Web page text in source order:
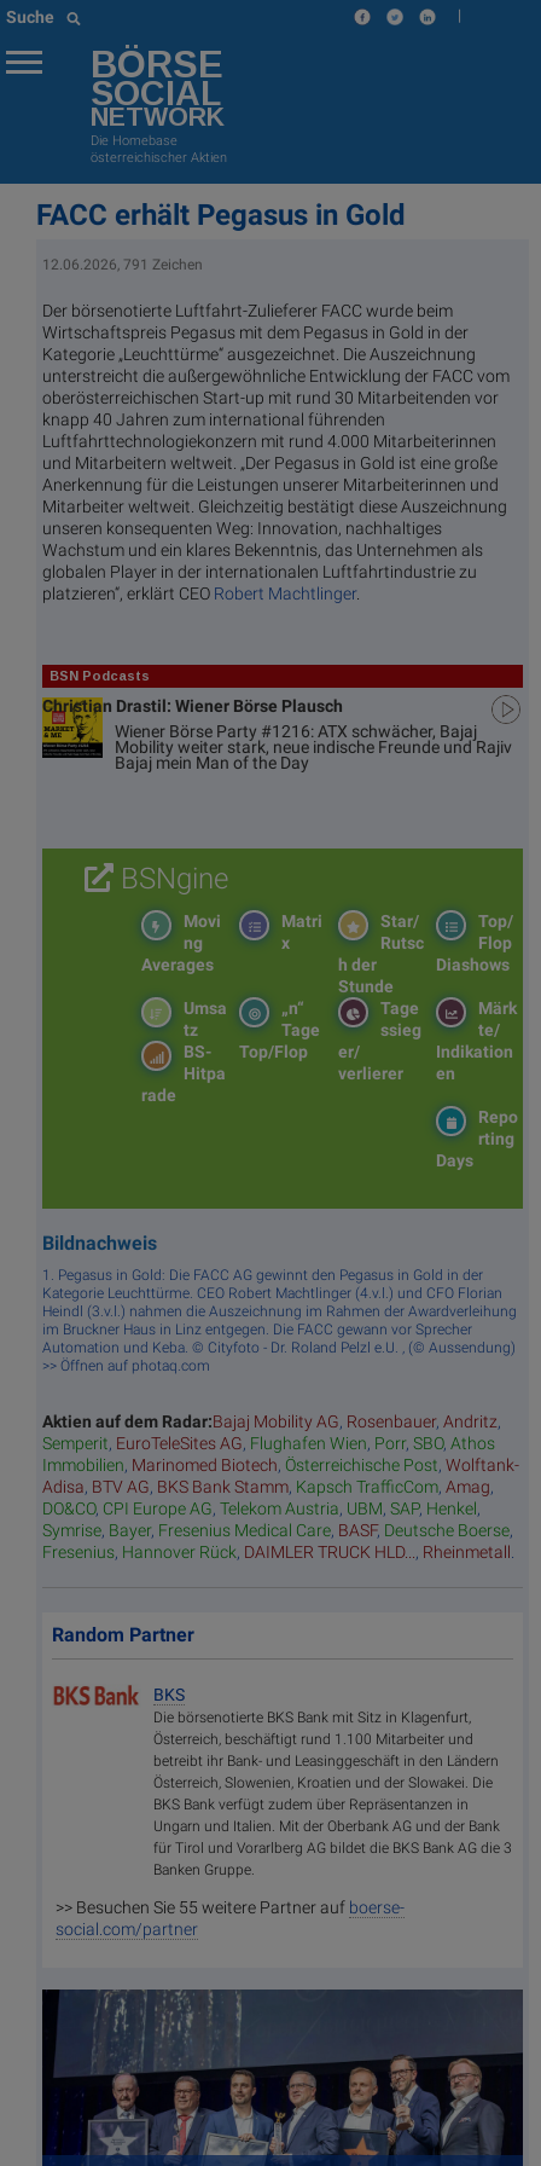
Suche |
BÖRSE
SOCIAL
NETWORK
Die Homebase
österreichischer Aktien
FACC erhält Pegasus in Gold
12.06.2026, 791 Zeichen
Der börsenotierte Luftfahrt-Zulieferer FACC wurde beim
Wirtschaftspreis Pegasus mit dem Pegasus in Gold in der
Kategorie „Leuchttürme“ ausgezeichnet. Die Auszeichnung
unterstreicht die außergewöhnliche Entwicklung der FACC vom
oberösterreichischen Start-up mit rund 30 Mitarbeitenden vor
knapp 40 Jahren zum international führenden
Luftfahrttechnologiekonzern mit rund 4.000 Mitarbeiterinnen
und Mitarbeitern weltweit. „Der Pegasus in Gold ist eine große
Anerkennung für die Leistungen unserer Mitarbeiterinnen und
Mitarbeiter weltweit. Gleichzeitig bestätigt diese Auszeichnung
unseren konsequenten Weg: Innovation, nachhaltiges
Wachstum und ein klares Bekenntnis, das Unternehmen als
globalen Player in der internationalen Luftfahrtindustrie zu
platzieren“, erklärt CEO Robert Machtlinger.
BSN Podcasts
Christian Drastil: Wiener Börse Plausch
Wiener Börse Party #1216: ATX schwächer, Bajaj
Mobility weiter stark, neue indische Freunde und Rajiv
Bajaj mein Man of the Day
BSNgine
Top/
Flop
Diashows
Star/
Rutsc
h der
Stunde
Matri
x
Movi
ng
Averages
Märk
te/
Indikation
en
Tage
ssieg
er/
verlierer
„n“
Tage
Top/Flop
Umsa
tz
BS-
Hitpa
rade
Repo
rting
Days
Bildnachweis
1. Pegasus in Gold: Die FACC AG gewinnt den Pegasus in Gold in der
Kategorie Leuchttürme. CEO Robert Machtlinger (4.v.l.) und CFO Florian
Heindl (3.v.l.) nahmen die Auszeichnung im Rahmen der Awardverleihung
im Bruckner Haus in Linz entgegen. Die FACC gewann vor Sprecher
Automation und Keba. © Cityfoto - Dr. Roland Pelzl e.U. , (© Aussendung)
>> Öffnen auf photaq.com
Aktien auf dem Radar:Bajaj Mobility AG, Rosenbauer, Andritz,
Semperit, EuroTeleSites AG, Flughafen Wien, Porr, SBO, Athos
Immobilien, Marinomed Biotech, Österreichische Post, Wolftank-
Adisa, BTV AG, BKS Bank Stamm, Kapsch TrafficCom, Amag,
DO&CO, CPI Europe AG, Telekom Austria, UBM, SAP, Henkel,
Symrise, Bayer, Fresenius Medical Care, BASF, Deutsche Boerse,
Fresenius, Hannover Rück, DAIMLER TRUCK HLD... , Rheinmetall
Random Partner
BKS
Die börsenotierte BKS Bank mit Sitz in Klagenfurt,
Österreich, beschäftigt rund 1.100 Mitarbeiter und
betreibt ihr Bank- und Leasinggeschäft in den Ländern
Österreich, Slowenien, Kroatien und der Slowakei. Die
BKS Bank verfügt zudem über Repräsentanzen in
Ungarn und Italien. Mit der Oberbank AG und der Bank
für Tirol und Vorarlberg AG bildet die BKS Bank AG die 3
Banken Gruppe.
>> Besuchen Sie 55 weitere Partner auf boerse-
social.com/partner